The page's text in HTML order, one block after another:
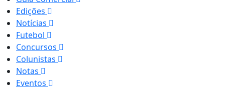
Edições
Notícias
Futebol
Concursos
Colunistas
Notas
Eventos